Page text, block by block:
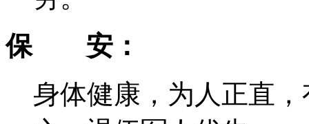
保
安：
身体健康，为人正直